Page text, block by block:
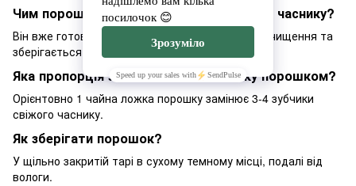
Чим порошок відрізняється від свіжого часнику?
Він вже готовий до використання, не потребує чищення та
зберігається значно довше.
Яка пропорція заміни свіжого часнику порошком?
Орієнтовно 1 чайна ложка порошку замінює 3-4 зубчики
свіжого часнику.
Як зберігати порошок?
У щільно закритій тарі в сухому темному місці, подалі від
вологи.